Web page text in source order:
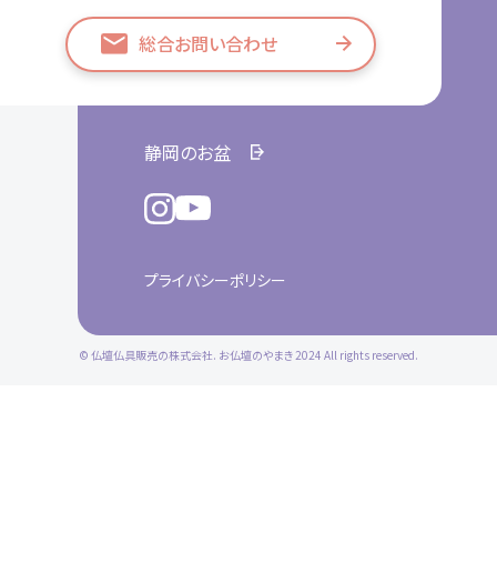
総合お問い合わせ
静岡のお盆
プライバシーポリシー
© 仏壇仏具販売の株式会社. お仏壇のやまき 2024 All rights reserved.